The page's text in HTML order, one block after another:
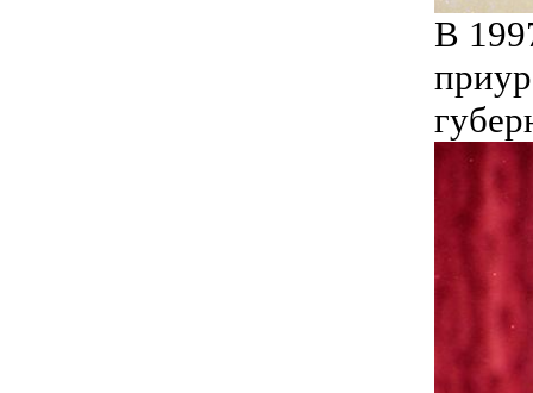
В